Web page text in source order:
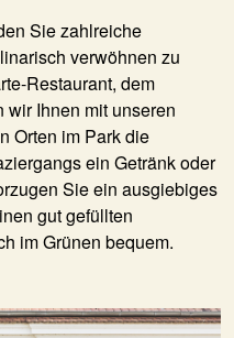
Sie zahlreiche
verwöhnen zu
Restaurant, dem
wir Ihnen mit unseren
Orten im Park die
ein Getränk oder
Sie ein ausgiebiges
gut gefüllten
im Grünen bequem.